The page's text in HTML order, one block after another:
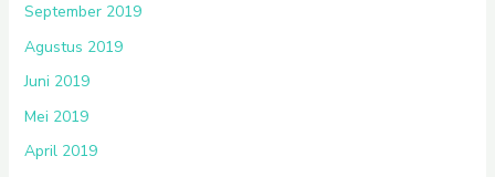
September 2019
Agustus 2019
Juni 2019
Mei 2019
April 2019